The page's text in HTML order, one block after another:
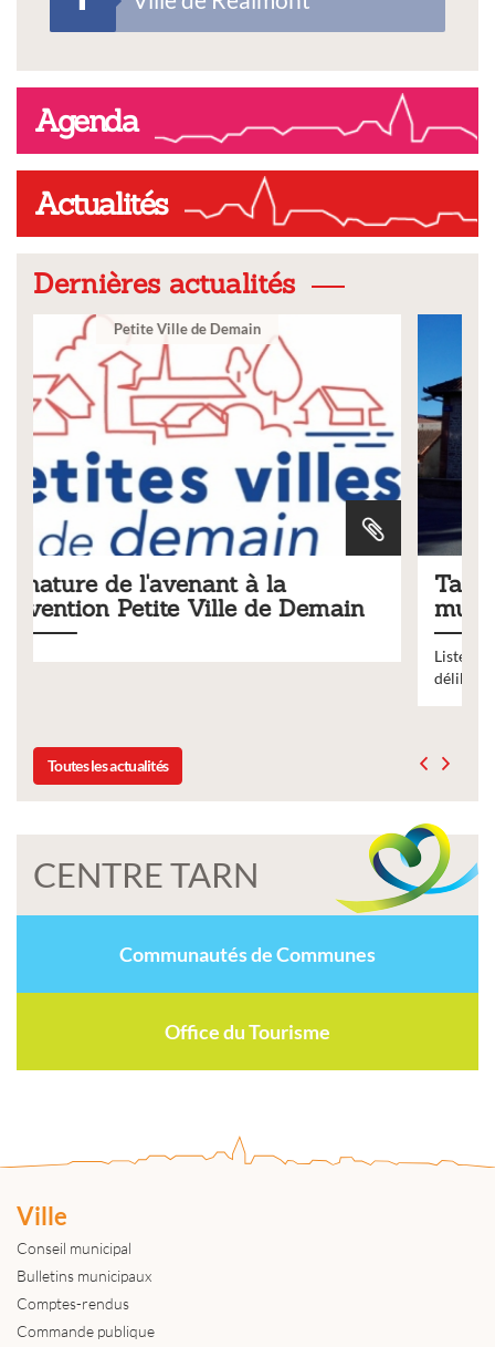
Agenda
Actualités
Dernières actualités
Tarifs 2026 des services
municipaux
délibération du conseil municipal du 19 décembre 2025
Toutes les actualités
CENTRE TARN
Communautés de Communes
Office du Tourisme
Ville
Conseil municipal
Bulletins municipaux
Comptes-rendus
Commande publique